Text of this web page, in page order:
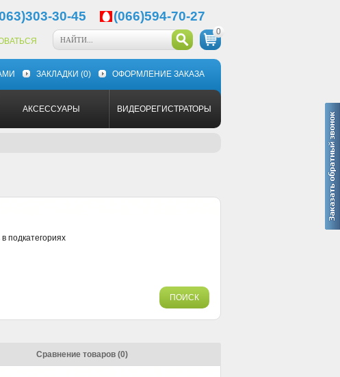
30-45 (066)594-70-27
0
ЗАКЛАДКИ (0) ОФОРМЛЕНИЕ ЗАКАЗА
АКСЕССУАРЫ ВИДЕОРЕГИСТРАТОРЫ
в подкатегориях
ПОИСК
Сравнение товаров (0)